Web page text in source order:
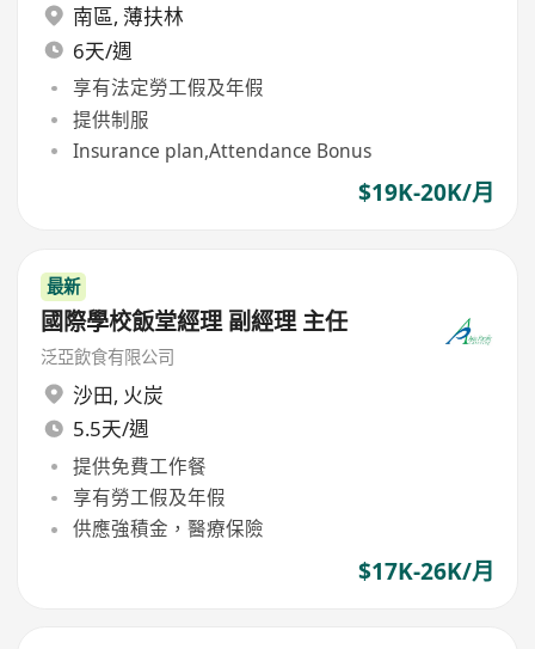
南區, 薄扶林
6天/週
享有法定勞工假及年假
提供制服
Insurance plan,Attendance Bonus
$19K-20K/月
最新
國際學校飯堂經理 副經理 主任
泛亞飲食有限公司
沙田, 火炭
5.5天/週
提供免費工作餐
享有勞工假及年假
供應強積金，醫療保險
$17K-26K/月